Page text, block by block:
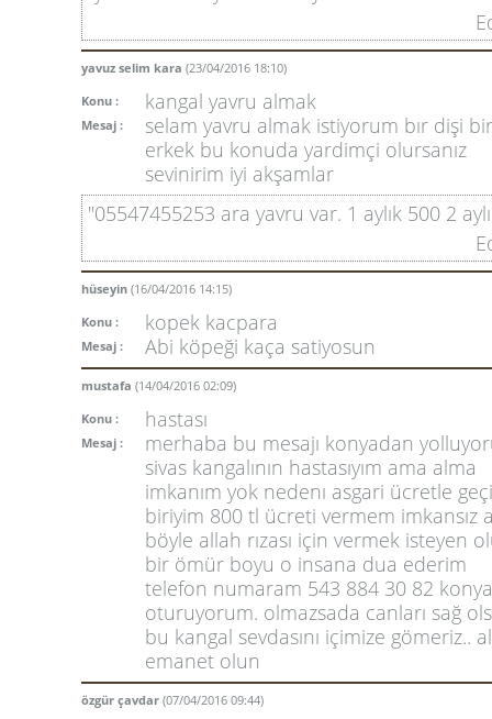
yavuz selim kara (23/04/2016 18:10)
Konu :
kangal yavru almak
Mesaj :
selam yavru almak istiyorum bır dişi
erkek bu konuda yardimçi olursanız
sevinirim iyi akşamlar
"05547455253 ara yavru var. 1 aylık 500 2
hüseyin (16/04/2016 14:15)
Konu :
kopek kacpara
Mesaj : Abi köpeği kaça satiyosun
mustafa (14/04/2016 02:09)
Konu :
hastası
Mesaj :
merhaba bu mesajı konyadan
sivas kangalının hastasıyım ama alma
imkanım yok nedenı asgari ücretle
biriyim 800 tl ücreti vermem imkansız
böyle allah rızası için vermek isteyen
bir ömür boyu o insana dua ederim
telefon numaram 543 884 30 82 konya
oturuyorum. olmazsada canları sağ
bu kangal sevdasını içimize gömeriz..
emanet olun
özgür çavdar (07/04/2016 09:44)